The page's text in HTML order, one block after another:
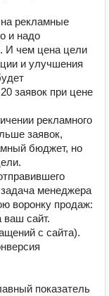
на рекламные
и надо
И чем цена цели
и улучшения
заявок при цене
рекламного
заявок,
бюджет, но
задача менеджера
воронку продаж:
ваш сайт.
с сайта).
показатель